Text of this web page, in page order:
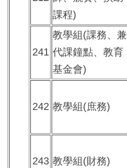
課程)
241
教學組(課務、兼
代課鐘點、教育
基金會)
242 教學組(庶務)
243 教學組(財務)